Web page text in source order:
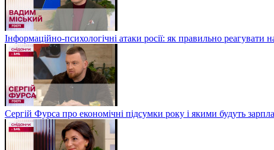
Інформаційно-психологічні атаки росії: як правильно реагувати
Сергій Фурса про економічні підсумки року і якими будуть